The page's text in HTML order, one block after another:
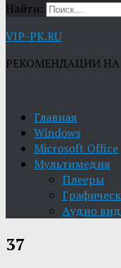
Найти:
VIP-PK.RU
РЕКОМЕНДАЦИИ НА
Главная
Windows
Microsoft Office
Мультимедия
Плееры
Aудио
37